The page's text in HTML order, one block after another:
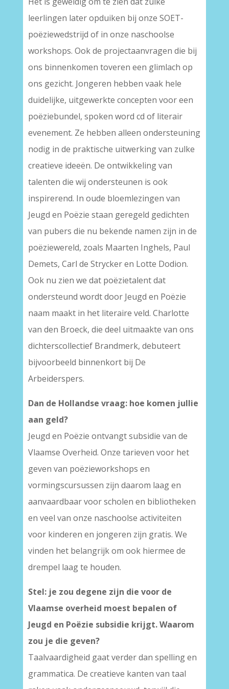
leerlingen later opduiken bij onze SOET-
poëziewedstrijd of in onze naschoolse
workshops. Ook de projectaanvragen die bij
ons binnenkomen toveren een glimlach op
ons gezicht. Jongeren hebben vaak hele
duidelijke, uitgewerkte concepten voor een
poëziebundel, spoken word cd of literair
evenement. Ze hebben alleen ondersteuning
nodig in de praktische uitwerking van zulke
creatieve ideeën. De ontwikkeling van
talenten die wij ondersteunen is ook
inspirerend. In oude bloemlezingen van
Jeugd en Poëzie staan geregeld gedichten
van pubers die nu bekende namen zijn in de
poëziewereld, zoals Maarten Inghels, Paul
Demets, Carl de Strycker en Lotte Dodion.
Ook nu zien we dat poëzietalent dat
ondersteund wordt door Jeugd en Poëzie
naam maakt in het literaire veld. Charlotte
van den Broeck, die deel uitmaakte van ons
dichterscollectief Brandmerk, debuteert
bijvoorbeeld binnenkort bij De
Arbeiderspers.
Dan de Hollandse vraag: hoe komen jullie
aan geld?
Jeugd en Poëzie ontvangt subsidie van de
Vlaamse Overheid. Onze tarieven voor het
geven van poëzieworkshops en
vormingscursussen zijn daarom laag en
aanvaardbaar voor scholen en bibliotheken
en veel van onze naschoolse activiteiten
voor kinderen en jongeren zijn gratis. We
vinden het belangrijk om ook hiermee de
drempel laag te houden.
Stel: je zou degene zijn die voor de
Vlaamse overheid moest bepalen of
Jeugd en Poëzie subsidie krijgt. Waarom
zou je die geven?
Taalvaardigheid gaat verder dan spelling en
grammatica. De creatieve kanten van taal